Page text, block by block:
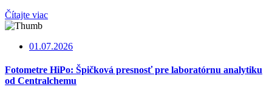
Čítajte viac
01.07.2026
Fotometre HiPo: Špičková presnosť pre laboratórnu analytiku
od Centralchemu